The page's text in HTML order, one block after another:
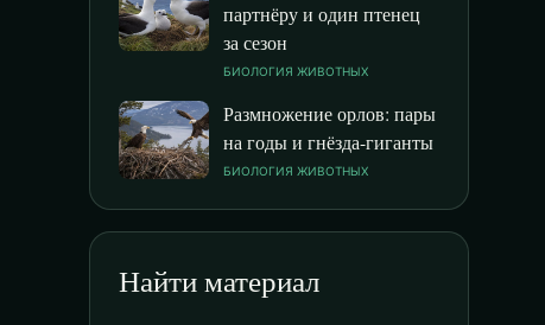
партнёру и один птенец
за сезон
БИОЛОГИЯ ЖИВОТНЫХ
Размножение орлов: пары
на годы и гнёзда-гиганты
БИОЛОГИЯ ЖИВОТНЫХ
Найти материал